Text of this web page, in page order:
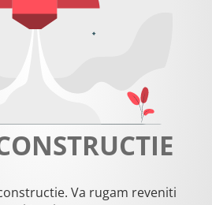
Va rugam reveniti